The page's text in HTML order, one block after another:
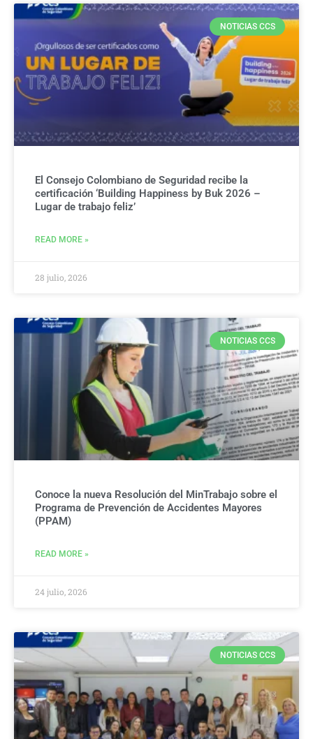
NOTICIAS CCS
El Consejo Colombiano de Seguridad recibe la
certificación ‘Building Happiness by Buk 2026 –
Lugar de trabajo feliz’
READ MORE »
28 julio, 2026
NOTICIAS CCS
Conoce la nueva Resolución del MinTrabajo sobre el
Programa de Prevención de Accidentes Mayores
(PPAM)
READ MORE »
24 julio, 2026
NOTICIAS CCS